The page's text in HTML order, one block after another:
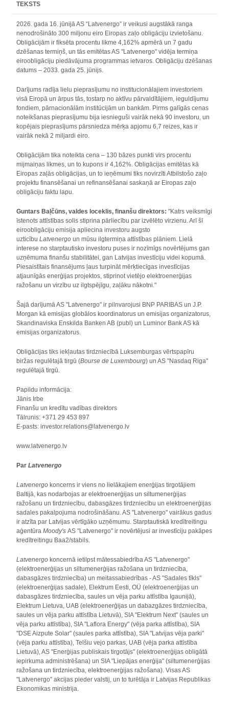
TEKSTS
2026. gada 16. jūnijā AS “Latvenergo” ir veikusi augstākā ranga
nenodrošināto 300 miljonu eiro Eiropas zaļo obligāciju izvietošanu.
Obligācijām ir fiksēta procentu likme 4,162% apmērā un 7 gadu
dzēšanas termiņš, un tās emitētas AS "Latvenergo" vidēja termiņa
eiroobligāciju piedāvājuma programmas ietvaros. Obligāciju dzēšanas
datums – 2033. gada 25. jūnijs.
Darījums radīja lielu pieprasījumu no institucionālajiem investoriem
visā Eiropā un ārpus tās, tostarp no aktīvu pārvaldītājiem, ieguldījumu
fondiem, pārnacionālām institūcijām un bankām. Pirms galīgās cenas
noteikšanas pieprasījumu bija iesnieguši vairāk nekā 90 investoru, un
kopējais pieprasījums pārsniedza mērķa apjomu 6,7 reizes, kas ir
vairāk nekā 2 miljardi eiro.
Obligācijām tika noteikta cena – 130 bāzes punkti virs procentu
mijmaiņas likmes, un to kupons ir 4,162%. Obligācijas emitētas kā
Eiropas zaļās obligācijas, un to ieņēmumi tiks novirzīti Atbilstošo zaļo
projektu finansēšanai un refinansēšanai saskaņā ar Eiropas zaļo
obligāciju faktu lapu.
Guntars Baļčūns, valdes loceklis, finanšu direktors: "Katrs veiksmīgi
īstenots attīstības solis stiprina pārliecību par izvēlēto virzienu. Arī šī
eiroobligāciju emisija apliecina investoru augsto
uzticībuLatvenergo un mūsu ilgtermiņa attīstības plāniem. Lielā
interese no starptautisko investoru puses ir nozīmīgs novērtējums gan
uzņēmuma finanšu stabilitātei, gan Latvijas investīciju videi kopumā.
Piesaistītais finansējums ļaus turpināt mērķtiecīgas investīcijas
atjaunīgās enerģijas projektos, stiprinot vietējo elektroenerģijas
ražošanu un virzību uz ilgtspējīgu, zaļāku nākotni."
Šajā darījumā AS "Latvenergo" ir pilnvarojusi BNP PARIBAS un J.P.
Morgan kā emisijas globālos koordinatorus un emisijas organizatorus,
Skandinaviska Enskilda Banken AB (publ) un Luminor Bank AS kā
emisijas organizatorus.
Obligācijas tiks iekļautas tirdzniecībā Luksemburgas vērtspapīru
biržas regulētajā tirgū (Bourse de Luxembourg) un AS "Nasdaq Riga"
regulētajā tirgū.
Papildu informācija:
Jānis Irbe
Finanšu un kredītu vadības direktors
Tālrunis: +371 29 453 897
E-pasts: investor.relations@latvenergo.lv
www.latvenergo.lv
ParLatvenergo
Latvenergo koncerns ir viens no lielākajiem enerģijas tirgotājiem
Baltijā, kas nodarbojas ar elektroenerģijas un siltumenerģijas
ražošanu un tirdzniecību, dabasgāzes tirdzniecību un elektroenerģijas
sadales pakalpojuma nodrošināšanu. AS "Latvenergo" vairākus gadus
ir atzīta par Latvijas vērtīgāko uzņēmumu. Starptautiskā kredītreitingu
aģentūraMoody's AS "Latvenergo" ir novērtējusi ar investīciju pakāpes
kredītreitingu Baa2/stabils.
Latvenergo koncernā ietilpst mātessabiedrība AS "Latvenergo"
(elektroenerģijas un siltumenerģijas ražošana un tirdzniecība,
dabasgāzes tirdzniecība) un meitassabiedrības - AS "Sadales tīkls"
(elektroenerģijas sadale), Elektrum Eesti, OÜ (elektroenerģijas un
dabasgāzes tirdzniecība, saules un vēja parku attīstība Igaunijā),
Elektrum Lietuva, UAB (elektroenerģijas un dabazgāzes tirdzniecība,
saules un vēja parku attīstība Lietuvā), SIA "Elektrum Next" (saules un
vēja parku attīstība), SIA "Laflora Energy" (vēja parka attīstība), SIA
"DSE Aizpute Solar" (saules parka attīstība), SIA "Latvijas vēja parki"
(vēja parku attīstība), Telšiu vejo parkas, UAB (vēja parka attīstība
Lietuvā), AS "Enerģijas publiskais tirgotājs" (elektroenerģijas obligātā
iepirkuma administrēšana) un SIA "Liepājas enerģija" (siltumenerģijas
ražošana un tirdzniecība, elektroenerģijas ražošana). Visas AS
"Latvenergo" akcijas pieder valstij, un to turētāja ir Latvijas Republikas
Ekonomikas ministrija.